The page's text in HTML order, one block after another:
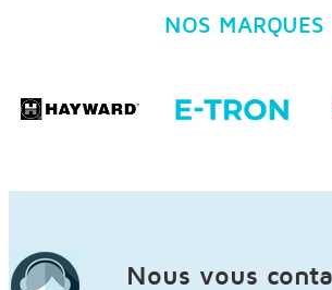
NOS MARQUES
Nous vous